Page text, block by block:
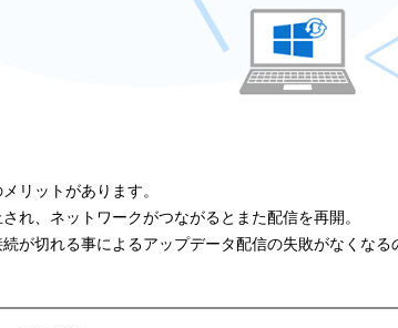
リットがあります。
れ、ネットワークがつながるとまた配信を再開。
が切れる事によるアップデータ配信の失敗がなくなる